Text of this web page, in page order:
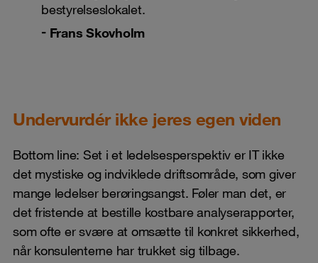
bestyrelseslokalet.
Frans Skovholm
Undervurdér ikke jeres egen viden
Bottom line: Set i et ledelsesperspektiv er IT ikke
det mystiske og indviklede driftsområde, som giver
mange ledelser berøringsangst. Føler man det, er
det fristende at bestille kostbare analyserapporter,
som ofte er svære at omsætte til konkret sikkerhed,
når konsulenterne har trukket sig tilbage.